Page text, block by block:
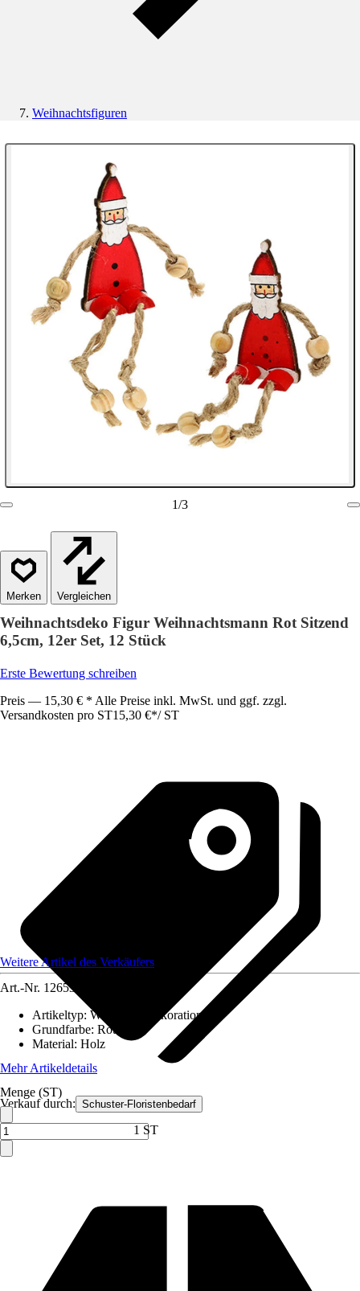
Weihnachtsfiguren
1/3
Vergleichen
Weihnachtsdeko Figur Weihnachtsmann Rot Sitzend
6,5cm, 12er Set, 12 Stück
Erste Bewertung schreiben
Preis — 15,30 € * Alle Preise inkl. MwSt. und ggf. zzgl.
Versandkosten pro ST15,30 €*/ ST
Verkauf durch: Schuster-Floristenbedarf
Weitere Artikel des Verkäufers
Art.-Nr. 12653012
Artikeltyp: Weihnachtsdekoration
Grundfarbe: Rot
Material: Holz
Mehr Artikeldetails
Menge (ST)
1 ST